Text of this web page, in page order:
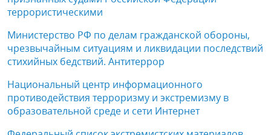
террористическими
Министерство РФ по делам гражданской обороны,
чрезвычайным ситуациям и ликвидации последствий
стихийных бедствий. Антитеррор
Национальный центр информационного
противодействия терроризму и экстремизму в
образовательной среде и сети Интернет